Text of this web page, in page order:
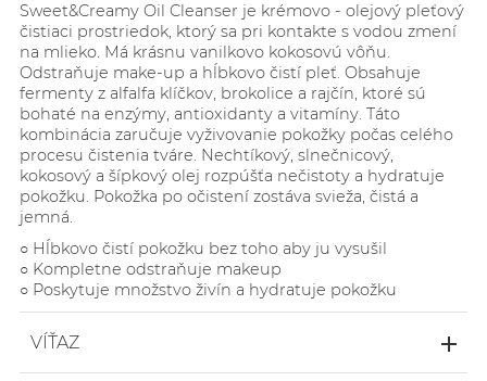
Sweet&Creamy Oil Cleanser je krémovo - olejový pleťový
čistiaci prostriedok, ktorý sa pri kontakte s vodou zmení
na mlieko. Má krásnu vanilkovo kokosovú vôňu.
Odstraňuje make-up a hĺbkovo čistí pleť. Obsahuje
fermenty z alfalfa klíčkov, brokolice a rajčín, ktoré sú
bohaté na enzýmy, antioxidanty a vitamíny. Táto
kombinácia zaručuje vyživovanie pokožky počas celého
procesu čistenia tváre. Nechtíkový, slnečnicový,
kokosový a šípkový olej rozpúšťa nečistoty a hydratuje
pokožku. Pokožka po očistení zostáva svieža, čistá a
jemná.
○ Hĺbkovo čistí pokožku bez toho aby ju vysušil
○ Kompletne odstraňuje makeup
○ Poskytuje množstvo živín a hydratuje pokožku
VÍŤAZ